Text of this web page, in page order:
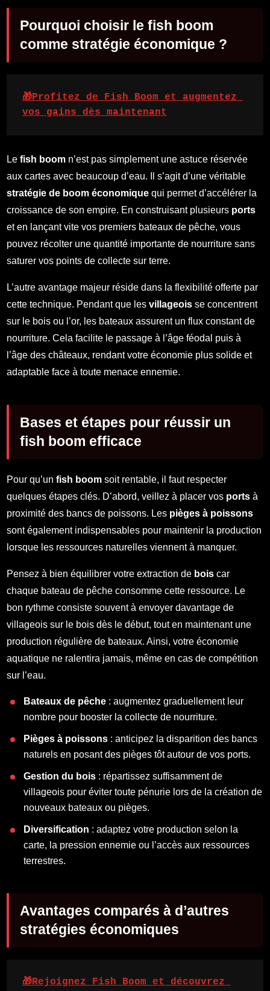
Pourquoi choisir le fish boom
comme stratégie économique ?
🎁Profitez de Fish Boom et augmentez
vos gains dès maintenant
Lefish boom n’est pas simplement une astuce réservée
aux cartes avec beaucoup d’eau. Il s’agit d’une véritable
stratégie de boom économique qui permet d’accélérer la
croissance de son empire. En construisant plusieurs ports
et en lançant vite vos premiers bateaux de pêche, vous
pouvez récolter une quantité importante de nourriture sans
saturer vos points de collecte sur terre.
L’autre avantage majeur réside dans la flexibilité offerte par
cette technique. Pendant que lesvillageois se concentrent
sur le bois ou l’or, les bateaux assurent un flux constant de
nourriture. Cela facilite le passage à l’âge féodal puis à
l’âge des châteaux, rendant votre économie plus solide et
adaptable face à toute menace ennemie.
Bases et étapes pour réussir un
fish boom efficace
Pour qu’unfish boom soit rentable, il faut respecter
quelques étapes clés. D’abord, veillez à placer vos ports à
proximité des bancs de poissons. Les pièges à poissons
sont également indispensables pour maintenir la production
lorsque les ressources naturelles viennent à manquer.
Pensez à bien équilibrer votre extraction de bois car
chaque bateau de pêche consomme cette ressource. Le
bon rythme consiste souvent à envoyer davantage de
villageois sur le bois dès le début, tout en maintenant une
production régulière de bateaux. Ainsi, votre économie
aquatique ne ralentira jamais, même en cas de compétition
sur l’eau.
Bateaux de pêche : augmentez graduellement leur
nombre pour booster la collecte de nourriture.
Pièges à poissons : anticipez la disparition des bancs
naturels en posant des pièges tôt autour de vos ports.
Gestion du bois : répartissez suffisamment de
villageois pour éviter toute pénurie lors de la création de
nouveaux bateaux ou pièges.
Diversification : adaptez votre production selon la
carte, la pression ennemie ou l’accès aux ressources
terrestres.
Avantages comparés à d’autres
stratégies économiques
🎁Rejoignez Fish Boom et découvrez